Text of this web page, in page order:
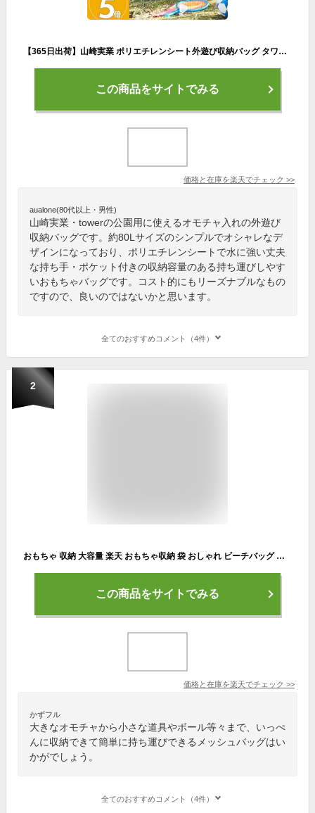
【365日出荷】山崎実業 ポリエチレンシート外遊び収納バッグ タワー tower 公式 収納 ストライダー バッグ 袋 収納袋 80L ポケット付 持ち手 持ち運び ペダルなし自転車 おもちゃ アウトドア 1846 1847
この商品をサイトでみる
価格と在庫を楽天でチェック >>
aualone(80代以上・男性)
山崎実業・towerの公園用に使えるオモチャ入れの外遊び
収納バッグです。約80Lサイズのシンプルでオシャレなデ
ザインになっており、ポリエチレンシートで水に強い丈夫
な持ち手・ポケット付きの収納容量のある持ち運びしやす
いおもちゃバッグです。コスト的にもリーズナブルなもの
ですので、良いのではないかと思います。
全てのおすすめコメント（4件）
2
おもちゃ 収納 大容量 楽天 おもちゃ収納 袋 おしゃれ ビーチバッグ キッズ メッシュバッグ 砂場 持ち運び 水遊び 砂浜 お風呂 バスタイム 収納ネット ビーチ 海水浴 マリンスポーツ ネットバッグ 砂遊び 公園 お
この商品をサイトでみる
価格と在庫を楽天でチェック >>
かずフル
大きなオモチャから小さな道具やボール等々まで、いっぺ
んに収納できて簡単に持ち運びできるメッシュバッグはい
かがでしょう。
全てのおすすめコメント（4件）